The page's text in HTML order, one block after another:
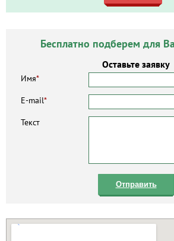
Бесплатно подберем для
Оставьте заявку
Имя*
E-mail*
Текст
Отправить